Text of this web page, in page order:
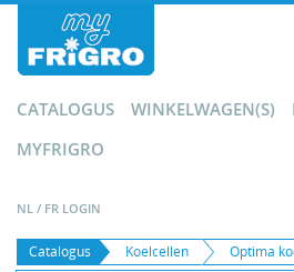
CATALOGUS WINKELWAGEN(S)
MYFRIGRO
NL / FR LOGIN
Catalogus Koelcellen
Optima